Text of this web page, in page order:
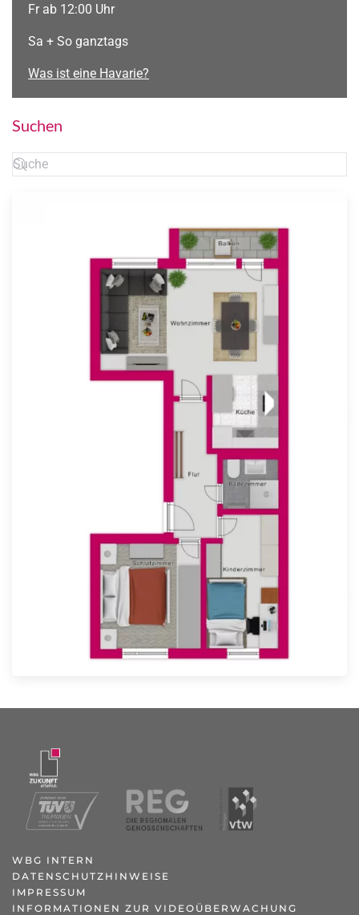
Fr ab 12:00 Uhr
Sa + So ganztags
Was ist eine Havarie?
Suchen
WBG INTERN
DATENSCHUTZHINWEISE
IMPRESSUM
INFORMATIONEN ZUR VIDEOÜBERWACHUNG